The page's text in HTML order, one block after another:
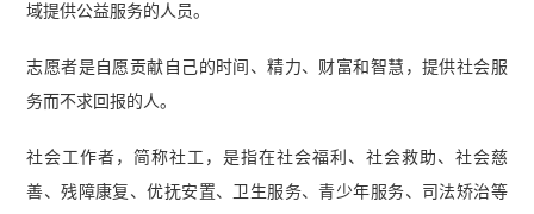
域提供公益服务的人员。
志愿者是自愿贡献自己的时间、精力、财富和智慧，提供社会服
务而不求回报的人。
社会工作者，简称社工，是指在社会福利、社会救助、社会慈
善、残障康复、优抚安置、卫生服务、青少年服务、司法矫治等